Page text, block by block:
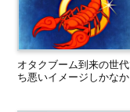
オタクブーム到来の世
ち悪いイメージしかな